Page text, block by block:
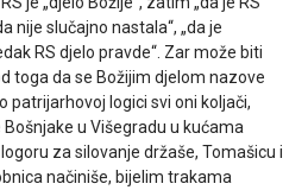
nije slučajno nastala“, „da je
RS djelo pravde“. Zar može biti
toga da se Božijim djelom nazove
patrijarhovoj logici svi oni koljači,
u Višegradu u kućama
za silovanje držaše, Tomašicu i
načiniše, bijelim trakama